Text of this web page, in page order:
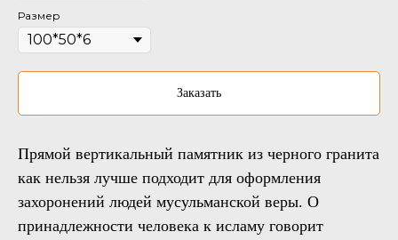
Размер
Заказать
Прямой вертикальный памятник из черного гранита
как нельзя лучше подходит для оформления
захоронений людей мусульманской веры. О
принадлежности человека к исламу говорит